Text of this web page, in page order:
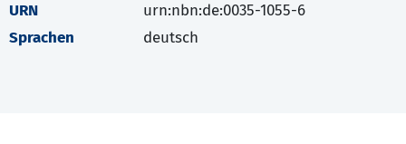
URN
urn:nbn:de:0035-1055-6
Sprachen
deutsch